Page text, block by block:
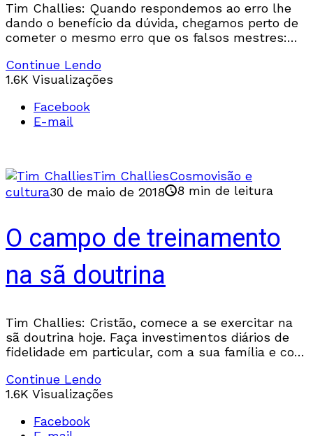
Tim Challies: Quando respondemos ao erro lhe
dando o benefício da dúvida, chegamos perto de
cometer o mesmo erro que os falsos mestres:
Jesus, devemos amar a verdade e amar as
pessoas o suficiente para chamarmos o erro do
Continue Lendo
1.6K Visualizações
Facebook
E-mail
Tim ChalliesCosmovisão e
cultura30 de maio de 2018 8 min de leitura
O campo de treinamento
na sã doutrina
Tim Challies: Cristão, comece a se exercitar na
sã doutrina hoje. Faça investimentos diários de
fidelidade em particular, com a sua família e com
toda boa obra’, pronto para sustentar a verdade
imutável de Deus e rejeitar qualquer doutrina
Continue Lendo
1.6K Visualizações
Facebook